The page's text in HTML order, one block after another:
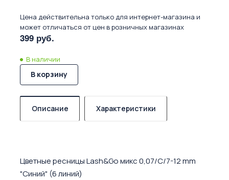
Цена действительна только для интернет-магазина и
может отличаться от цен в розничных магазинах
399 руб.
В наличии
В корзину
Описание Характеристики
Цветные ресницы Lash&Go микс 0,07/C/7-12 mm
"Синий" (6 линий)